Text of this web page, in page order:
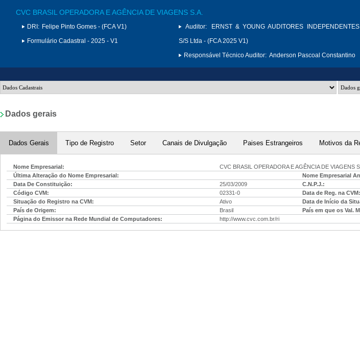
CVC BRASIL OPERADORA E AGÊNCIA DE VIAGENS S.A.
DRI: Felipe Pinto Gomes - (FCA V1)
Formulário Cadastral - 2025 - V1
Auditor:
ERNST & YOUNG AUDITORES INDEPENDENTES
S/S Ltda - (FCA 2025 V1)
Responsável Técnico Auditor: Anderson Pascoal Constantino